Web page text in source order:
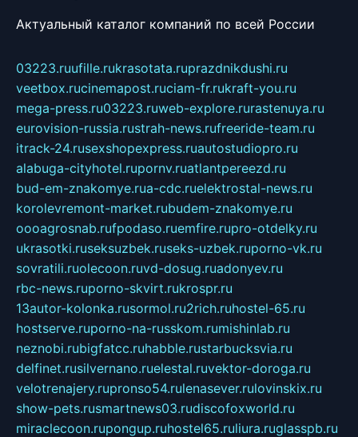
Актуальный каталог компаний по всей России
03223.ruufille.rukrasotata.ruprazdnikdushi.ru
veetbox.rucinemapost.ruciam-fr.rukraft-you.ru
mega-press.ru03223.ruweb-explore.rurastenuya.ru
eurovision-russia.rustrah-news.rufreeride-team.ru
itrack-24.rusexshopexpress.ruautostudiopro.ru
alabuga-cityhotel.rupornv.ruatlantpereezd.ru
bud-em-znakomye.rua-cdc.ruelektrostal-news.ru
korolevremont-market.rubudem-znakomye.ru
oooagrosnab.rufpodaso.ruemfire.rupro-otdelky.ru
ukrasotki.ruseksuzbek.ruseks-uzbek.ruporno-vk.ru
sovratili.ruolecoon.ruvd-dosug.ruadonyev.ru
rbc-news.ruporno-skvirt.rukrospr.ru
13autor-kolonka.rusormol.ru2rich.ruhostel-65.ru
hostserve.ruporno-na-russkom.rumishinlab.ru
neznobi.rubigfatcc.ruhabble.rustarbucksvia.ru
delfinet.rusilvernano.ruelestal.ruvektor-doroga.ru
velotrenajery.rupronso54.rulenasever.rulovinskix.ru
show-pets.rusmartnews03.rudiscofoxworld.ru
miraclecoon.rupongup.ruhostel65.ruliura.ruglasspb.ru